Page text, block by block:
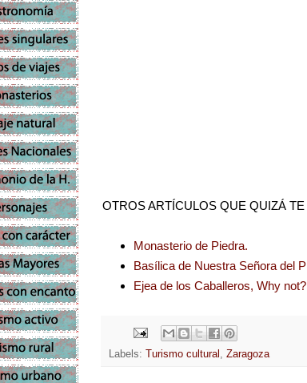
OTROS ARTÍCULOS QUE QUIZÁ
Monasterio de Piedra.
Basílica de Nuestra Señora del
Ejea de los Caballeros, Why not?
Labels: Turismo cultural Zaragoza